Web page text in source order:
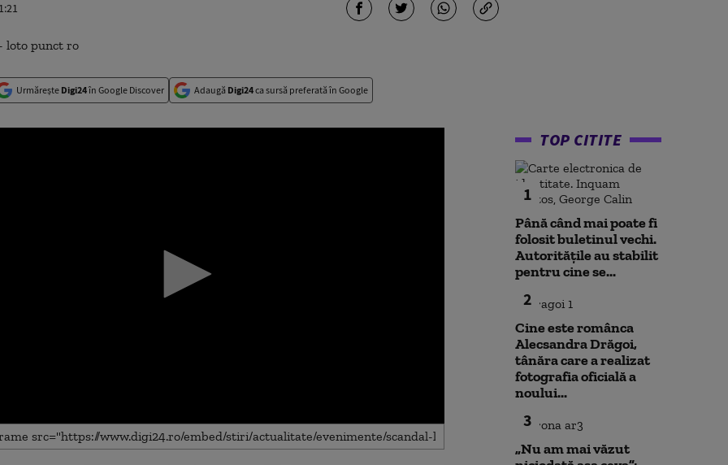
Urmărește Digi24în Google Discover Adaugă Digi24ca sursă preferată în Google
TOP CITITE
1
Până când mai poate fi
folosit buletinul vechi.
Autoritățile au stabilit
pentru cine se...
2
Cine este românca
Alecsandra Drăgoi,
tânăra care a realizat
fotografia oficială a
noului...
3
„Nu am mai văzut